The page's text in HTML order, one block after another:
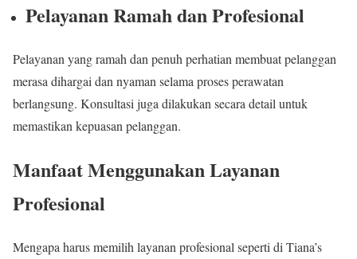
Pelayanan Ramah dan Profesional
Pelayanan yang ramah dan penuh perhatian membuat pelanggan
merasa dihargai dan nyaman selama proses perawatan
berlangsung. Konsultasi juga dilakukan secara detail untuk
memastikan kepuasan pelanggan.
Manfaat Menggunakan Layanan
Profesional
Mengapa harus memilih layanan profesional seperti di Tiana’s